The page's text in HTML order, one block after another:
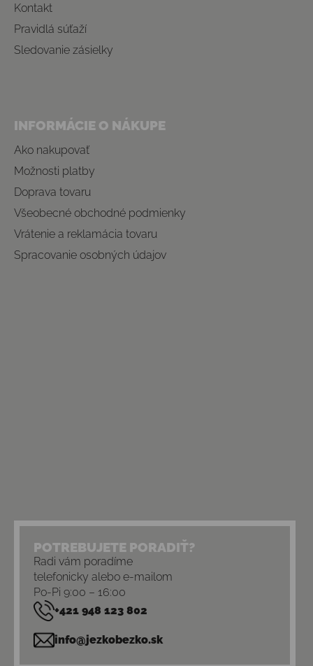
Kontakt
Pravidlá súťaží
Sledovanie zásielky
INFORMÁCIE O NÁKUPE
Ako nakupovať
Možnosti platby
Doprava tovaru
Všeobecné obchodné podmienky
Vrátenie a reklamácia tovaru
Spracovanie osobných údajov
POTREBUJETE PORADIŤ?
Radi vám poradíme
telefonicky alebo e-mailom
Po-Pi 9:00 – 16:00
+421 948 123 802
info@jezkobezko.sk